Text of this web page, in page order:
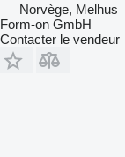
Norvège, Melhus
Form-on GmbH
Contacter le vendeur